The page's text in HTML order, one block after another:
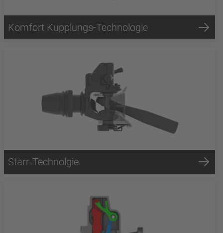
Komfort Kupplungs-Technologie
Starr-Technolgie